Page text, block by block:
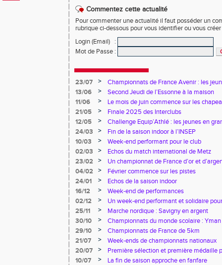
Commentez cette actualité
Pour commenter une actualité il faut posséder un
rubrique ci-dessous pour vous identifier ou vous
Login (Email)
:
Mot de Passe :
23/07 >
Championnats de France Avenir : les
13/06
>
Second Jeudi de l’Essonne à la maison
11/06
>
Le mois de juin commence sur les
21/05
>
Finale 2025 des Interclubs
12/05
>
Challenge Equip’Athlé : les jeunes en
24/03
>
Fin de la saison indoor à l’INSEP
10/03
>
Week-end performant pour le club
02/03
>
Echos du match international de Metz
23/02
>
Un championnat de France d’or et
04/02
>
Février commence sur les pistes
24/01
>
Echos de la saison indoor
16/12
>
Week-end de performances
02/12
>
Un week-end performant et solidaire
25/11
>
Marche nordique : Savigny en argent
30/10
>
Championnats du monde scolaire :
bronze
29/10 >
Championnats de France de 5km
21/07
>
Week-ends de championnats nationaux
20/07
>
Première sélection et première médaille
10/07
>
La fin de saison approche en fanfare